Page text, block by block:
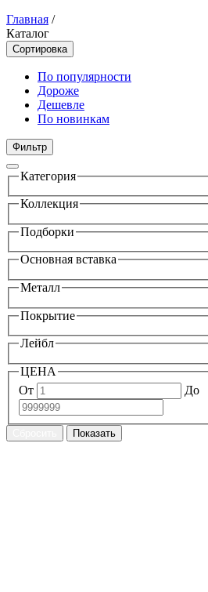
Главная /
Каталог
Сортировка
По популярности
Дороже
Дешевле
По новинкам
Фильтр
Категория
Коллекция
Подборки
Основная вставка
Металл
Покрытие
Лейбл
ЦЕНА
От
До